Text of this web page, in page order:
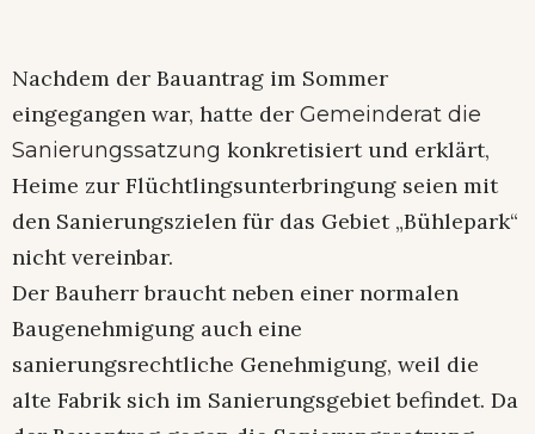
Nachdem der Bauantrag im Sommer
eingegangen war, hatte der Gemeinderat die
Sanierungssatzung konkretisiert und erklärt,
Heime zur Flüchtlingsunterbringung seien mit
den Sanierungszielen für das Gebiet „Bühlepark“
nicht vereinbar.
Der Bauherr braucht neben einer normalen
Baugenehmigung auch eine
sanierungsrechtliche Genehmigung, weil die
alte Fabrik sich im Sanierungsgebiet befindet. Da